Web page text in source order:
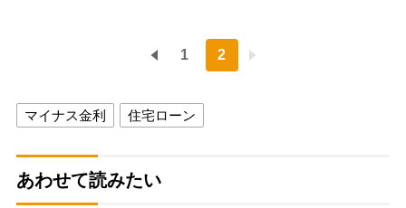
1 2
マイナス金利 住宅ローン
あわせて読みたい